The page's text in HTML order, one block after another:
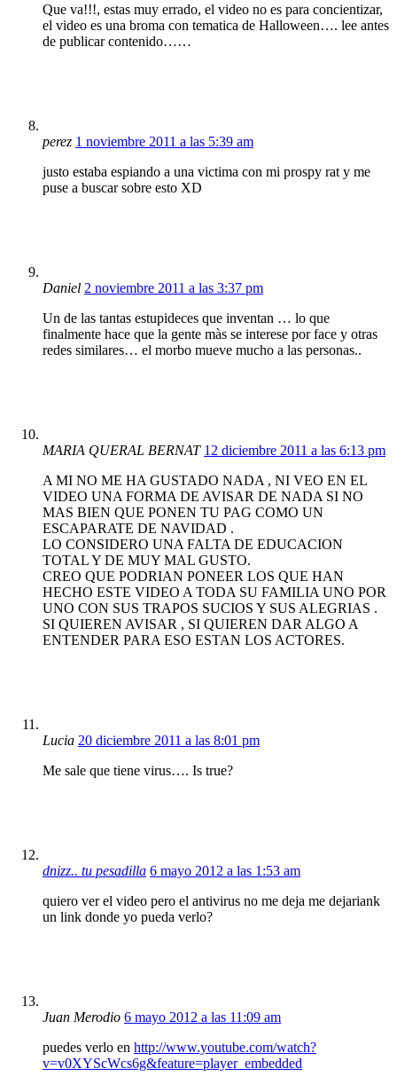
Que va!!!, estas muy errado, el video no es para concientizar,
el video es una broma con tematica de Halloween…. lee antes
de publicar contenido……
perez 1 noviembre 2011 a las 5:39 am
justo estaba espiando a una victima con mi prospy rat y me
puse a buscar sobre esto XD
Daniel 2 noviembre 2011 a las 3:37 pm
Un de las tantas estupideces que inventan … lo que
finalmente hace que la gente màs se interese por face y otras
redes similares… el morbo mueve mucho a las personas..
MARIA QUERAL BERNAT 12 diciembre 2011 a las 6:13 pm
A MI NO ME HA GUSTADO NADA , NI VEO EN EL
VIDEO UNA FORMA DE AVISAR DE NADA SI NO
MAS BIEN QUE PONEN TU PAG COMO UN
ESCAPARATE DE NAVIDAD .
LO CONSIDERO UNA FALTA DE EDUCACION
TOTAL Y DE MUY MAL GUSTO.
CREO QUE PODRIAN PONEER LOS QUE HAN
HECHO ESTE VIDEO A TODA SU FAMILIA UNO POR
UNO CON SUS TRAPOS SUCIOS Y SUS ALEGRIAS .
SI QUIEREN AVISAR , SI QUIEREN DAR ALGO A
ENTENDER PARA ESO ESTAN LOS ACTORES.
Lucia 20 diciembre 2011 a las 8:01 pm
Me sale que tiene virus…. Is true?
dnizz.. tu pesadilla 6 mayo 2012 a las 1:53 am
quiero ver el video pero el antivirus no me deja me dejariank
un link donde yo pueda verlo?
Juan Merodio 6 mayo 2012 a las 11:09 am
puedes verlo en http://www.youtube.com/watch?
v=v0XYScWcs6g&feature=player_embedded